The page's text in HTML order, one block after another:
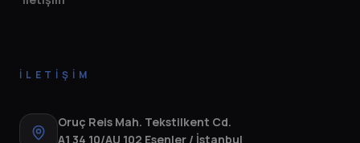
İLETIŞIM
Oruç Reis Mah. Tekstilkent Cd.
A1 34 10/AU 102 Esenler / İstanbul